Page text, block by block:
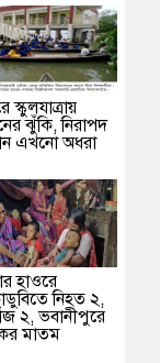
স্কুলযাত্রায়
ঝুঁকি, নিরাপদ
এখনো অধরা
হাওরে
নিহত ২,
২, ভবানীপুরে
মাতম